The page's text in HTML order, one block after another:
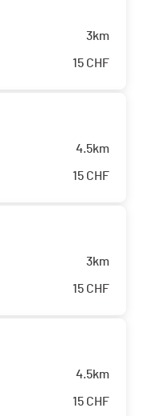
3km
15 CHF
4.5km
15 CHF
3km
15 CHF
4.5km
15 CHF